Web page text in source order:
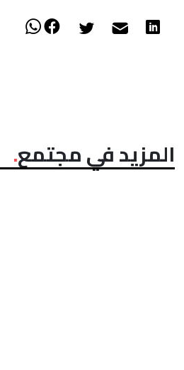
المزيد في مجتمع